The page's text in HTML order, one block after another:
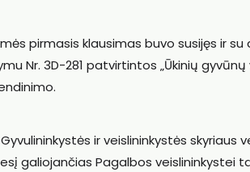
pirmasis klausimas buvo susijęs ir su
Nr. 3D-281 patvirtintos „Ūkinių
Gyvulininkystės ir veislininkystės
galiojančias Pagalbos veislininkystei